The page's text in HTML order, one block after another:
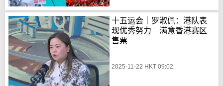
十五运会｜罗淑佩：港队表
现优秀努力 满意香港赛区
售票
2025-11-22 HKT 09:02